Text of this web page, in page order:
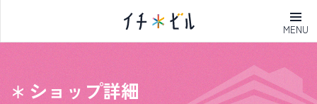
MENU
ショップ詳細